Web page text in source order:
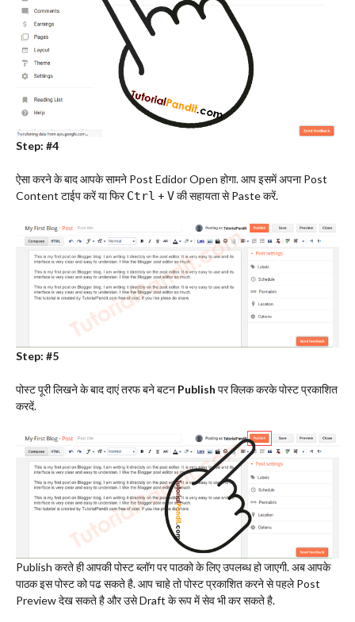
Step: #4
ऐसा करने के बाद आपके सामने Post Edidor Open होगा. आप इसमें अपना Post
Content टाईप करें या फिरCtrl + Vकी सहायता से Paste करें.
Step: #5
पोस्ट पूरी लिखने के बाद दाएं तरफ बने बटन Publish पर क्लिक करके पोस्ट प्रकाशित
करदें.
Publish करते ही आपकी पोस्ट ब्लॉग पर पाठको के लिए उपलब्ध हो जाएगी. अब आपके
पाठक इस पोस्ट को पढ सकते है. आप चाहे तो पोस्ट प्रकाशित करने से पहले Post
Preview देख सकते है और उसे Draft के रूप में सेव भी कर सकते है.